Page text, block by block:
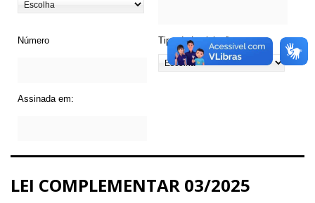
Número Tipo de Legislação
Assinada em:
LEI COMPLEMENTAR 03/2025